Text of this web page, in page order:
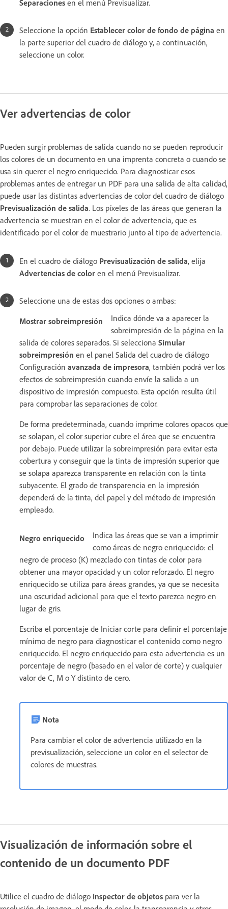
Separaciones en el menú Previsualizar.
Seleccione la opción Establecer color de fondo de página en
la parte superior del cuadro de diálogo y, a continuación,
seleccione un color.
Ver advertencias de color
Pueden surgir problemas de salida cuando no se pueden reproducir
los colores de un documento en una imprenta concreta o cuando se
usa sin querer el negro enriquecido. Para diagnosticar esos
problemas antes de entregar un PDF para una salida de alta calidad,
puede usar las distintas advertencias de color del cuadro de diálogo
Previsualización de salida. Los píxeles de las áreas que generan la
advertencia se muestran en el color de advertencia, que es
identificado por el color de muestrario junto al tipo de advertencia.
En el cuadro de diálogo Previsualización de salida, elija
Advertencias de color en el menú Previsualizar.
Seleccione una de estas dos opciones o ambas:
Mostrar sobreimpresión
Indica dónde va a aparecer la
sobreimpresión de la página en la
salida de colores separados. Si selecciona Simular
sobreimpresión en el panel Salida del cuadro de diálogo
Configuración avanzada de impresora, también podrá ver los
efectos de sobreimpresión cuando envíe la salida a un
dispositivo de impresión compuesto. Esta opción resulta útil
para comprobar las separaciones de color.
De forma predeterminada, cuando imprime colores opacos que
se solapan, el color superior cubre el área que se encuentra
por debajo. Puede utilizar la sobreimpresión para evitar esta
cobertura y conseguir que la tinta de impresión superior que
se solapa aparezca transparente en relación con la tinta
subyacente. El grado de transparencia en la impresión
dependerá de la tinta, del papel y del método de impresión
empleado.
Negro enriquecido
Indica las áreas que se van a imprimir
como áreas de negro enriquecido: el
negro de proceso (K) mezclado con tintas de color para
obtener una mayor opacidad y un color reforzado. El negro
enriquecido se utiliza para áreas grandes, ya que se necesita
una oscuridad adicional para que el texto parezca negro en
lugar de gris.
Escriba el porcentaje de Iniciar corte para definir el porcentaje
mínimo de negro para diagnosticar el contenido como negro
enriquecido. El negro enriquecido para esta advertencia es un
porcentaje de negro (basado en el valor de corte) y cualquier
valor de C, M o Y distinto de cero.
Nota
Para cambiar el color de advertencia utilizado en la
previsualización, seleccione un color en el selector de
colores de muestras.
Visualización de información sobre el
contenido de un documento PDF
Utilice el cuadro de diálogo Inspector de objetos para ver la